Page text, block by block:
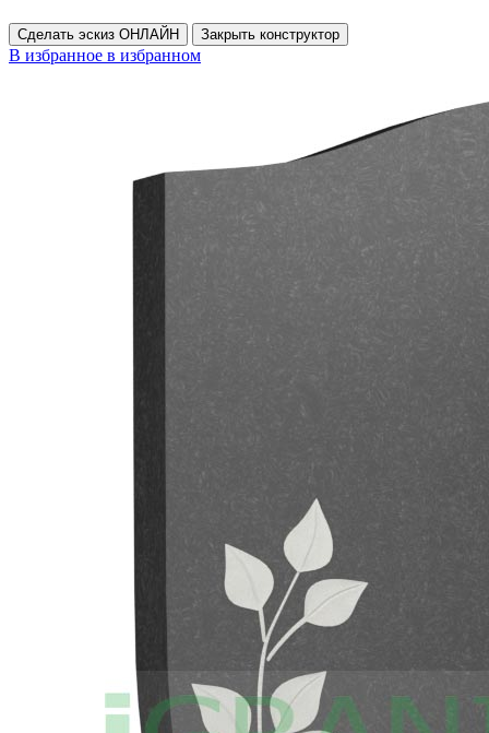
Сделать эскиз ОНЛАЙН Закрыть конструктор
В избранное в избранном